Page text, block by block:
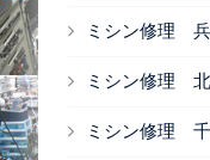
ミシン修理
ミシン修理
ミシン修理